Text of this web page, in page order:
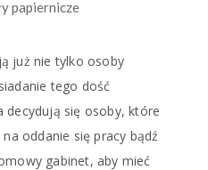
papiernicze
już nie tylko osoby
tego dość
decydują się osoby, które
oddanie się pracy bądź
gabinet, aby mieć